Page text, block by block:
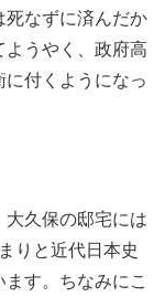
死なずに済んだか
うやく、政府高
付くようになっ
久保の邸宅には
りと近代日本史
す。ちなみにこ